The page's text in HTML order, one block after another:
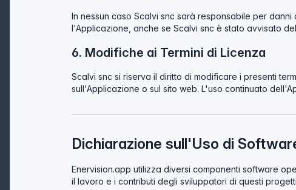
In nessun caso Scalvi snc sarà responsabile per
l'Applicazione, anche se Scalvi snc è stato avvisato
6. Modifiche ai Termini di Licenza
Scalvi snc si riserva il diritto di modificare i presenti
sull'Applicazione o sul sito web. L'uso continuato
Dichiarazione sull'Uso di
Enervision.app utilizza diversi componenti software
il lavoro e i contributi degli sviluppatori di questi